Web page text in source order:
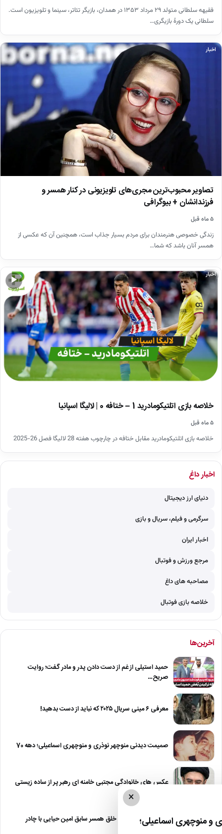
فقیهه سلطانی متولد ۲۹ مرداد ۱۳۵۳ در همدان، بازیگر تئاتر، سینما و تلویزیون است.
سلطانی یک دورهٔ بازیگری…
اخبار
تصاویر محبوب‌ترین مجری‌های تلویزیونی در کنار همسر و
فرزندانشان + بیوگرافی
۵ ماه قبل
زندگی خصوصی هنرمندان برای مردم بسیار جذاب است، همچنین آن که عکسی از
همسر آنان باشد که شما…
▶
اخبار
خلاصه بازی اتلتیکومادرید 1 – ختافه 0 | لالیگا اسپانیا
۵ ماه قبل
خلاصه بازی اتلتیکومادرید مقابل ختافه در چارچوب هفته 28 لالیگا فصل 26-2025
اخبار داغ
دنیای ارز دیجیتال
سرگرمی و فیلم، سریال و بازی
اخبار ایران
مرجع ورزش و فوتبال
مصاحبه های داغ
خلاصه بازی فوتبال
آخرین‌ها
حمید استیلی از غم از دست دادن پدر و مادر گفت؛ روایت
صریح…
معرفی ۶ مینی سریال ۲۰۲۵ که نباید از دست بدهید!
صمیمت دیدنی منوچهر نوذری و منوچهری اسماعیلی؛ دهه 70
عکس های خانوادگی مجتبی خامنه ای رهبر پر از ساده زیستی
عکس| نیلوفر خوش خلق همسر سابق امین حیایی با چادر
×
منوچهری اسماعیلی؛